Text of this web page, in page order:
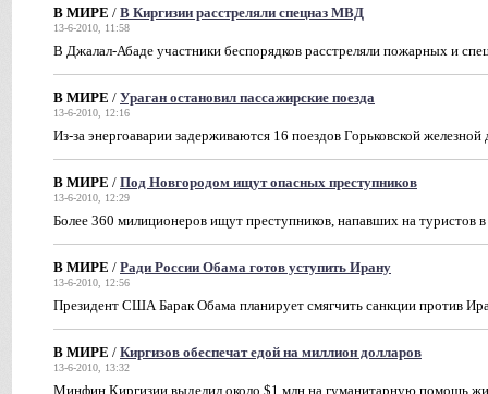
В МИРЕ / В Киргизии расстреляли спецназ МВД
13-6-2010, 11:58
В Джалал-Абаде участники беспорядков расстреляли пожарных и
В МИРЕ / Ураган остановил пассажирские поезда
13-6-2010, 12:16
Из-за энергоаварии задерживаются 16 поездов Горьковской железной
В МИРЕ / Под Новгородом ищут опасных преступников
13-6-2010, 12:29
Более 360 милиционеров ищут преступников, напавших на туристов
В МИРЕ / Ради России Обама готов уступить Ирану
13-6-2010, 12:56
Президент США Барак Обама планирует смягчить санкции против
В МИРЕ / Киргизов обеспечат едой на миллион долларов
13-6-2010, 13:32
Минфин Киргизии выделил около $1 млн на гуманитарную помощь